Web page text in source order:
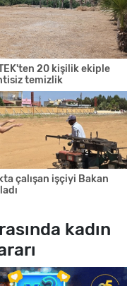
20 kişilik ekiple
temizlik
çalışan işçiyi Bakan
kadın